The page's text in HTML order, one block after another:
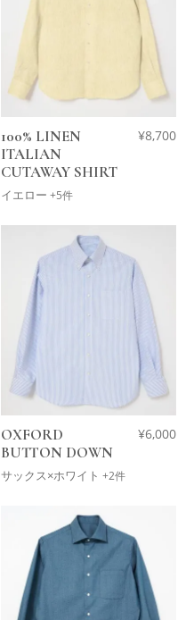
100% LINEN
ITALIAN
CUTAWAY SHIRT
イエロー +5件
¥8,700
OXFORD
BUTTON DOWN
サックス×ホワイト +2件
¥6,000